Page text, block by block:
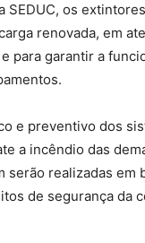
SEDUC, os
renovada, em
para garantir a
e preventivo dos
a incêndio das
serão realizadas em
de segurança da